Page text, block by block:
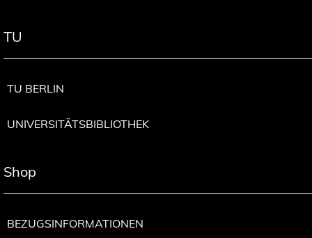
TU
TU BERLIN
UNIVERSITÄTSBIBLIOTHEK
Shop
BEZUGSINFORMATIONEN